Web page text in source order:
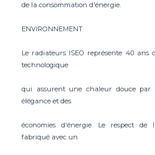
de la consommation d'énergie.
ENVIRONNEMENT
Le radiateurs ISEO représente 40 ans
technologique
qui assurent une chaleur douce par
élégance et des
économies d'énergie. Le respect
fabriqué avec un